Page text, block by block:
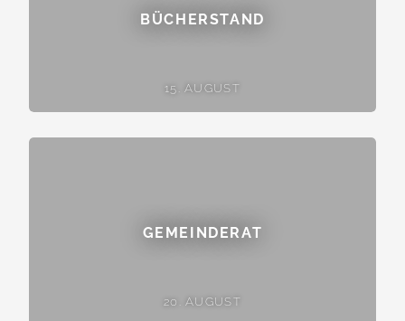
BÜCHERSTAND
15. AUGUST
GEMEINDERAT
20. AUGUST